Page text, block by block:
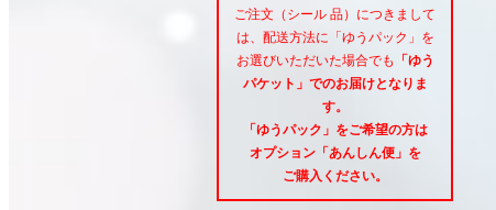
ご注文（シール 品）につきまして
は、配送方法に「ゆうパック」を
お選びいただいた場合でも
「ゆう
パケット」でのお届けとなりま
す。
「ゆうパック」をご希望の方は
オプション「あんしん便」 を
ご購入ください。